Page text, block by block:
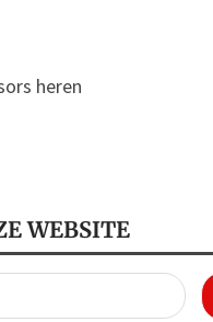
heren
WEBSITE